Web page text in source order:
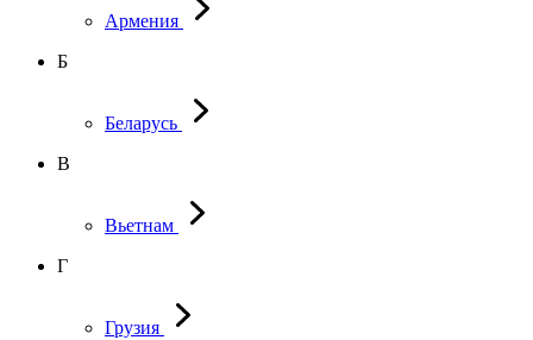
Армения
Б
Беларусь
В
Вьетнам
Г
Грузия